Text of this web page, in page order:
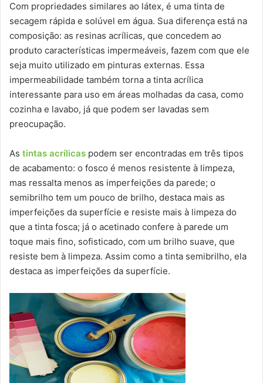
Com propriedades similares ao látex, é uma tinta de
secagem rápida e solúvel em água. Sua diferença está na
composição: as resinas acrílicas, que concedem ao
produto características impermeáveis, fazem com que ele
seja muito utilizado em pinturas externas. Essa
impermeabilidade também torna a tinta acrílica
interessante para uso em áreas molhadas da casa, como
cozinha e lavabo, já que podem ser lavadas sem
preocupação.
As tintas acrílicas podem ser encontradas em três tipos
de acabamento: o fosco é menos resistente à limpeza,
mas ressalta menos as imperfeições da parede; o
semibrilho tem um pouco de brilho, destaca mais as
imperfeições da superfície e resiste mais à limpeza do
que a tinta fosca; já o acetinado confere à parede um
toque mais fino, sofisticado, com um brilho suave, que
resiste bem à limpeza. Assim como a tinta semibrilho, ela
destaca as imperfeições da superfície.